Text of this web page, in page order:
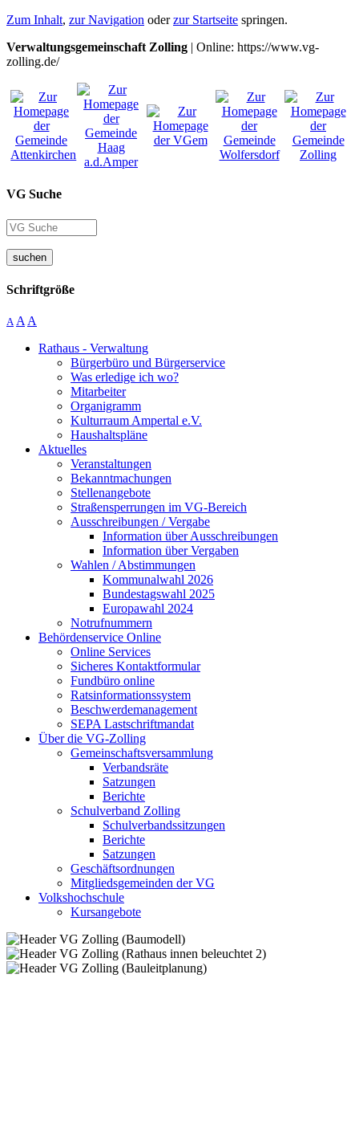
Zum Inhalt, zur Navigation oderzur Startseite springen.
Verwaltungsgemeinschaft Zolling | Online: https://www.vg-
zolling.de/
VG Suche
suchen
Schriftgröße
A A A
Rathaus - Verwaltung
Bürgerbüro und Bürgerservice
Was erledige ich wo?
Mitarbeiter
Organigramm
Kulturraum Ampertal e.V.
Haushaltspläne
Aktuelles
Veranstaltungen
Bekanntmachungen
Stellenangebote
Straßensperrungen im VG-Bereich
Ausschreibungen / Vergabe
Information über Ausschreibungen
Information über Vergaben
Wahlen / Abstimmungen
Kommunalwahl 2026
Bundestagswahl 2025
Europawahl 2024
Notrufnummern
Behördenservice Online
Online Services
Sicheres Kontaktformular
Fundbüro online
Ratsinformationssystem
Beschwerdemanagement
SEPA Lastschriftmandat
Über die VG-Zolling
Gemeinschaftsversammlung
Verbandsräte
Satzungen
Berichte
Schulverband Zolling
Schulverbandssitzungen
Berichte
Satzungen
Geschäftsordnungen
Mitgliedsgemeinden der VG
Volkshochschule
Kursangebote